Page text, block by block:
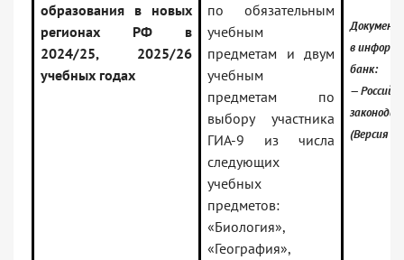
образования в новых
регионах РФ в
2024/25, 2025/26
учебных годах
по обязательным
учебным
предметам и двум
учебным
предметам по
выбору участника
ГИА-9 из числа
следующих
учебных
предметов:
«Биология»,
«География»,
Документ
в
банк:
—
(Версия